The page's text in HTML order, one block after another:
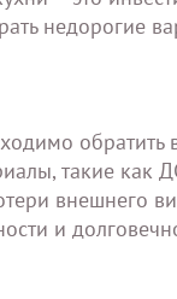
недорогие
обратить
такие как
внешнего
и